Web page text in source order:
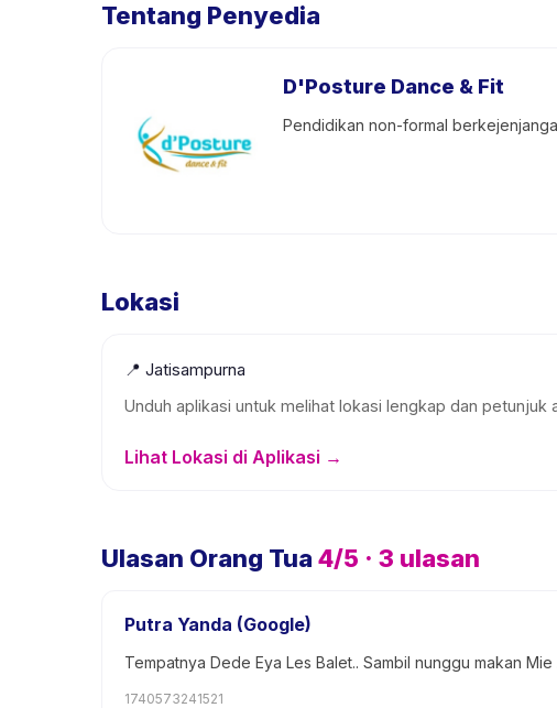
Tentang Penyedia
D'Posture Dance & Fit
Pendidikan non-formal
Lokasi
📍 Jatisampurna
Unduh aplikasi untuk melihat lokasi lengkap dan petunjuk
Lihat Lokasi di Aplikasi →
Ulasan Orang Tua 4/5 · 3 ulasan
Putra Yanda (Google)
Tempatnya Dede Eya Les Balet.. Sambil nunggu makan Mie
1740573241521